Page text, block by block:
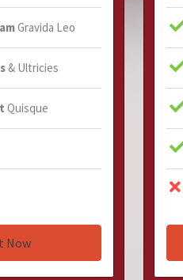
Gravida Leo
& Ultricies
Quisque
Now